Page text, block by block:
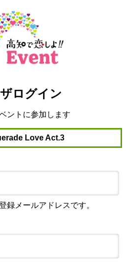
ログイン
ントに参加します
Love Act.3
録メールアドレスです。